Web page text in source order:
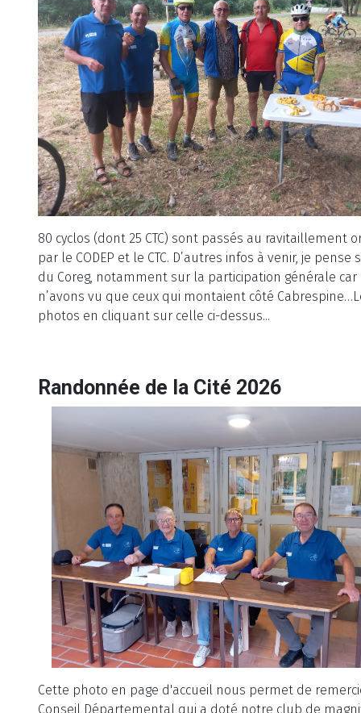
80 cyclos (dont 25 CTC) sont passés au ravitaillement
par le CODEP et le CTC. D’autres infos à venir, je pense
du Coreg, notamment sur la participation générale car
n’avons vu que ceux qui montaient côté
photos en cliquant sur celle ci-dessus...
Randonnée de la Cité 2026
Cette photo en page d'accueil nous permet de
Conseil Départemental qui a doté notre club de